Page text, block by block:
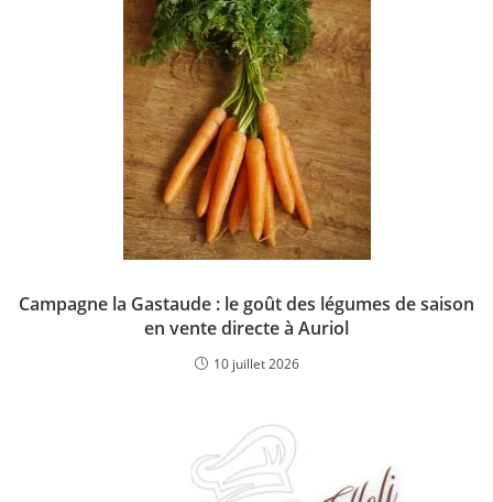
Campagne la Gastaude : le goût des légumes de saison
en vente directe à Auriol
10 juillet 2026